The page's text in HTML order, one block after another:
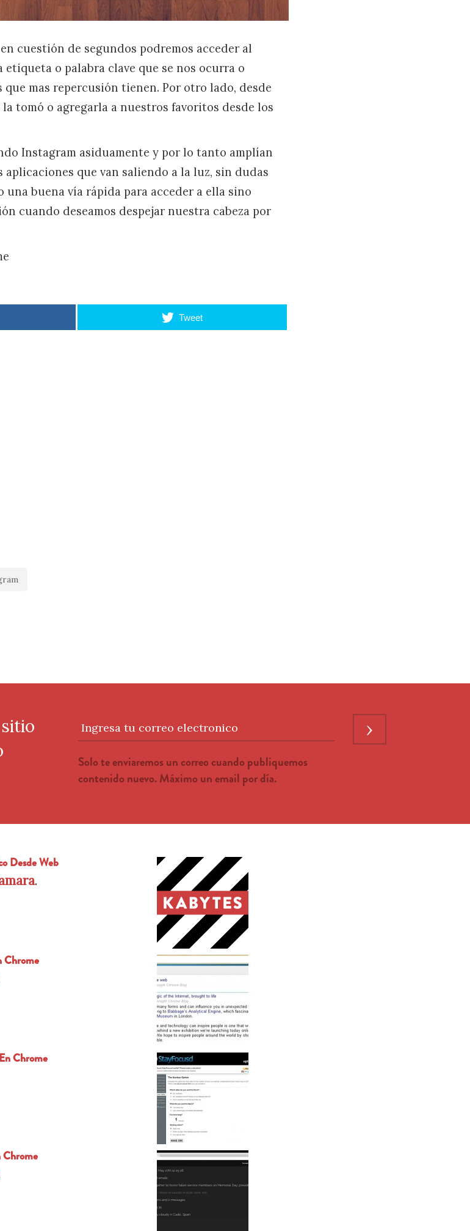
cuestión de segundos podremos acceder al
o palabra clave que se nos ocurra o
mas repercusión tienen. Por otro lado, desde
tomó o agregarla a nuestros favoritos desde los
Instagram asiduamente y por lo tanto amplían
que van saliendo a la luz, sin dudas
buena vía rápida para acceder a ella sino
cuando deseamos despejar nuestra cabeza por
Tweet
Ingresa tu correo electronico
Solo te enviaremos un correo cuando publiquemos
contenido nuevo. Máximo un email por día.
›
Desde Web
.
Chrome
Chrome
Chrome